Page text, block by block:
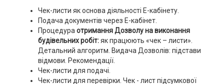
Чек-листи як основа діяльності Е-кабінету.
Подача документів через Е-кабінет.
Процедура отримання Дозволу на виконання
будівельних робіт:як працюють «чек – листи».
Детальний алгоритм. Видача Дозволів: підстави
відмови. Рекомендації.
Чек-листи для подачі.
Чек-листи для перевірки. Чек - лист підсумкової